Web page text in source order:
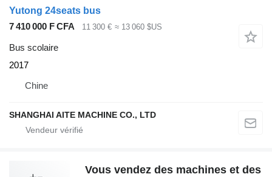
Yutong 24seats bus
7 410 000 F CFA
11 300 € ≈ 13 060 $US
Bus scolaire
2017
Chine
SHANGHAI AITE MACHINE CO., LTD
Vous vendez des machines et des